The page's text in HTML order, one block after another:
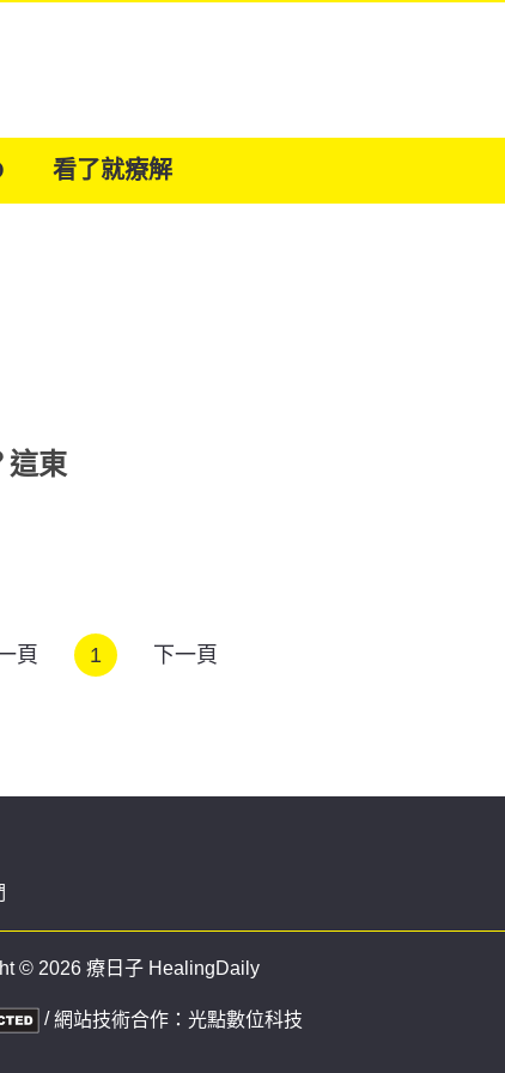
看了就療解
這東
頁 1 下一頁
© 2026 療日子 HealingDaily
/網站技術合作： 光點數位科技